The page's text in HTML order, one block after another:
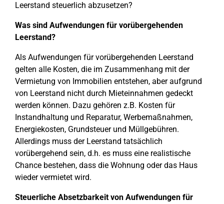
Leerstand steuerlich abzusetzen?
Was sind Aufwendungen für vorübergehenden
Leerstand?
Als Aufwendungen für vorübergehenden Leerstand
gelten alle Kosten, die im Zusammenhang mit der
Vermietung von Immobilien entstehen, aber aufgrund
von Leerstand nicht durch Mieteinnahmen gedeckt
werden können. Dazu gehören z.B. Kosten für
Instandhaltung und Reparatur, Werbemaßnahmen,
Energiekosten, Grundsteuer und Müllgebühren.
Allerdings muss der Leerstand tatsächlich
vorübergehend sein, d.h. es muss eine realistische
Chance bestehen, dass die Wohnung oder das Haus
wieder vermietet wird.
Steuerliche Absetzbarkeit von Aufwendungen für